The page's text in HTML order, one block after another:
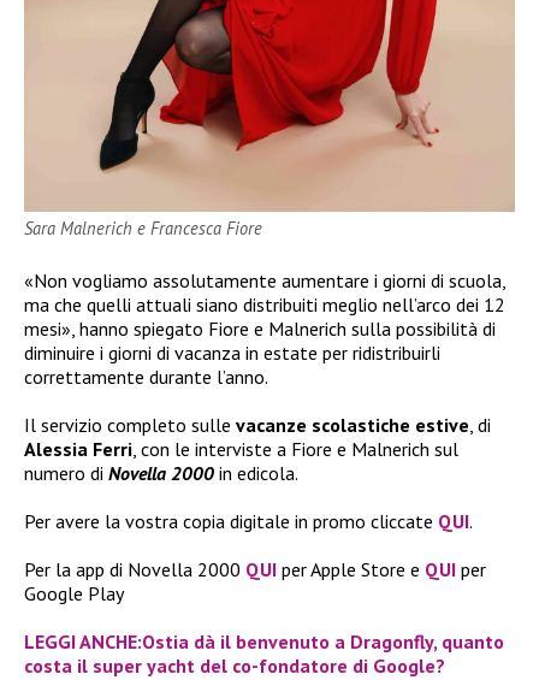
Sara Malnerich e Francesca Fiore
«Non vogliamo assolutamente aumentare i giorni di scuola,
ma che quelli attuali siano distribuiti meglio nell’arco dei 12
mesi», hanno spiegato Fiore e Malnerich sulla possibilità di
diminuire i giorni di vacanza in estate per ridistribuirli
correttamente durante l’anno.
Il servizio completo sulle vacanze scolastiche estive, di
Alessia Ferri, con le interviste a Fiore e Malnerich sul
numero di Novella 2000 in edicola.
Per avere la vostra copia digitale in promo cliccate QUI.
Per la app di Novella 2000 QUI per Apple Store e QUI per
Google Play
LEGGI ANCHE:Ostia dà il benvenuto a Dragonfly, quanto
costa il super yacht del co-fondatore di Google?